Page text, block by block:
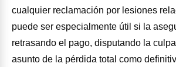
cualquier reclamación por lesiones
puede ser especialmente útil si la
retrasando el pago, disputando la
asunto de la pérdida total como